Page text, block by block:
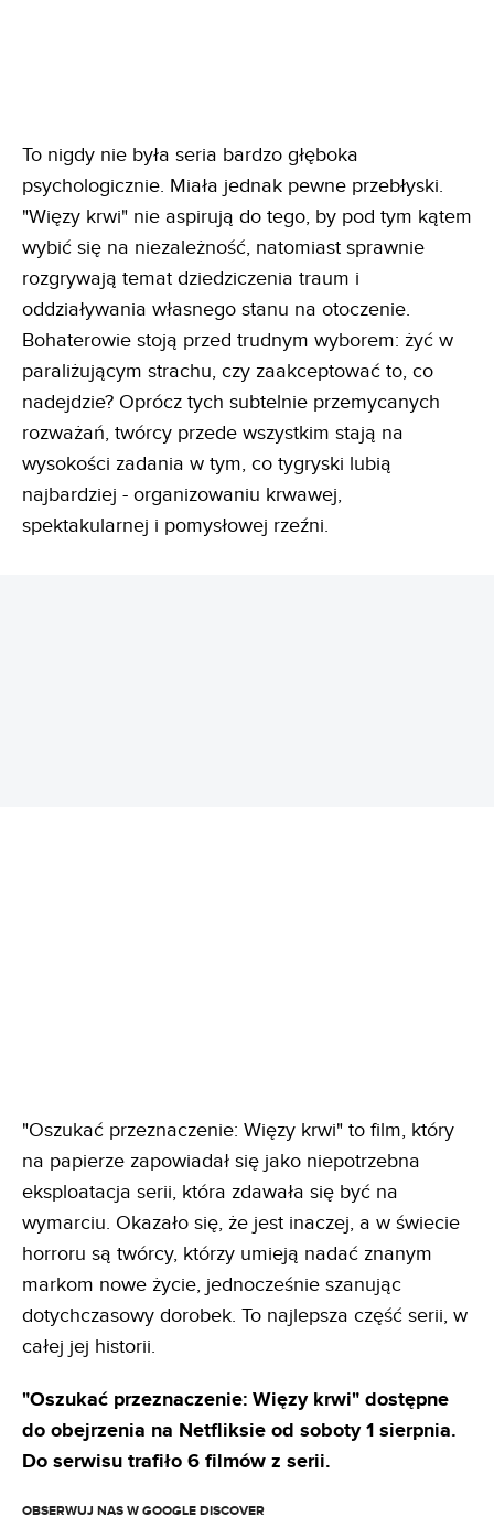
To nigdy nie była seria bardzo głęboka
psychologicznie. Miała jednak pewne przebłyski.
"Więzy krwi" nie aspirują do tego, by pod tym kątem
wybić się na niezależność, natomiast sprawnie
rozgrywają temat dziedziczenia traum i
oddziaływania własnego stanu na otoczenie.
Bohaterowie stoją przed trudnym wyborem: żyć w
paraliżującym strachu, czy zaakceptować to, co
nadejdzie? Oprócz tych subtelnie przemycanych
rozważań, twórcy przede wszystkim stają na
wysokości zadania w tym, co tygryski lubią
najbardziej - organizowaniu krwawej,
spektakularnej i pomysłowej rzeźni.
"Oszukać przeznaczenie: Więzy krwi" to film, który
na papierze zapowiadał się jako niepotrzebna
eksploatacja serii, która zdawała się być na
wymarciu. Okazało się, że jest inaczej, a w świecie
horroru są twórcy, którzy umieją nadać znanym
markom nowe życie, jednocześnie szanując
dotychczasowy dorobek. To najlepsza część serii, w
całej jej historii.
"Oszukać przeznaczenie: Więzy krwi" dostępne
do obejrzenia na Netfliksie od soboty 1 sierpnia.
Do serwisu trafiło 6 filmów z serii.
OBSERWUJ NAS W GOOGLE DISCOVER